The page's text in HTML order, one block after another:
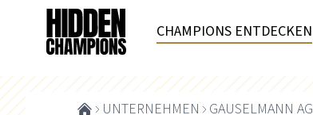
CHAMPIONS ENTDECKEN
UNTERNEHMEN GAUSELMANN AG